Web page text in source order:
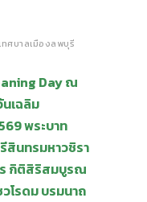
ทศบาลเมืองลพบุรี
Day ณ
เฉลิม
พระบาท
สินทรมหาวชิรา
กิติสิริสมบูรณ
โรดม บรมนาถ